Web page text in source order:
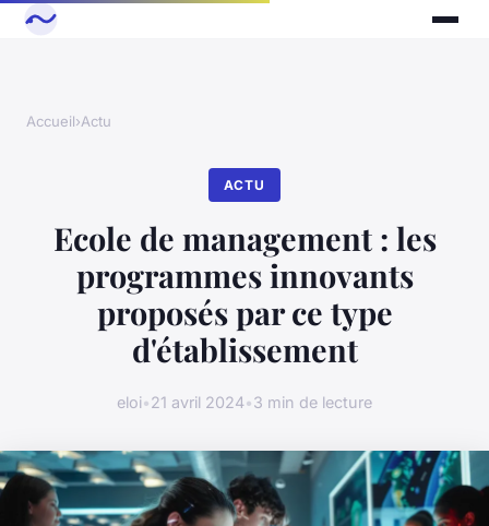
Accueil›Actu
ACTU
Ecole de management : les
programmes innovants
proposés par ce type
d'établissement
eloi•21 avril 2024•3 min de lecture